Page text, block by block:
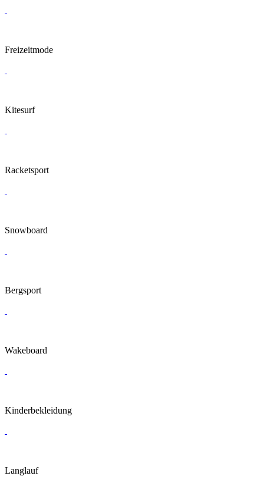
Freizeitmode
Kitesurf
Racketsport
Snowboard
Bergsport
Wakeboard
Kinderbekleidung
Langlauf